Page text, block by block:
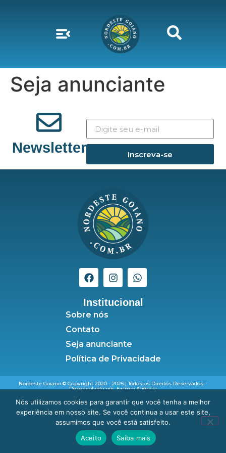
Seja anunciante
Newsletter Inscreva-se
Institucional
Sobre nós
Contato
Seja anunciante
Política de Privacidade
Nordeste Goiano © Copyright 2020 - 2025 | Todos os Direitos Reservados –
Desenvolvido por: Exímio Agência
Nós utilizamos cookies para garantir que você tenha a melhor
experiência em nosso site. Se você continua a usar este site,
assumimos que você está satisfeito.
Aceito
Saiba mais